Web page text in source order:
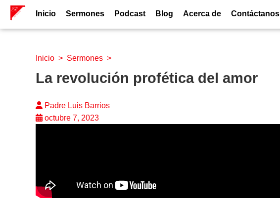
Inicio Sermones Podcast Blog Acerca de Contáctanos
Inicio > Sermones >
La revolución profética del amor
Padre Luis Barrios
octubre 7, 2023